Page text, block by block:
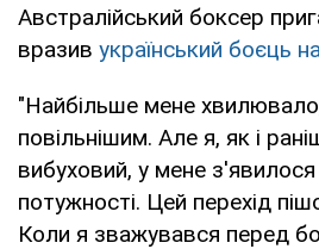
Австралійський боксер
вразив український боєць
"Найбільше мене
повільнішим. Але я, як і
вибуховий, у мене з'явилося
потужності. Цей перехід
Коли я зважувався перед